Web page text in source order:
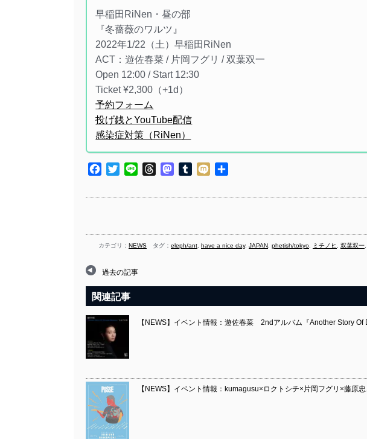
早稲田RiNen・昼の部
『冬薔薇のワルツ』
2022年1/22（土）早稲田RiNen
ACT：遊佐春菜 / 片岡フグリ / 双葉双一
Open 12:00 / Start 12:30
Ticket ¥2,300（+1d）
予約フォーム
投げ銭とYouTube配信
感染症対策（RiNen）
Facebook
TwitterLine ThreadsMastodon
TumblrMixi
カテゴリ： NEWS タグ： eleph/ant have a nice day, JAPAN phetish/tokyo ミチノヒ 双葉双一
過去の記事
関連記事
【NEWS】イベント情報：遊佐春菜 2ndアルバム『Another Story Of
【NEWS】イベント情報：kumagusu×ロクトシチ×片岡フグリ×藤原忠